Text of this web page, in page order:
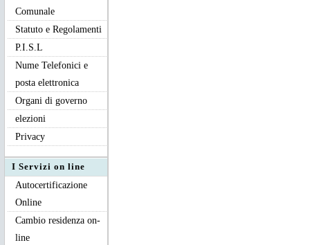
Comunale
Statuto e Regolamenti
P.I.S.L
Nume Telefonici e
posta elettronica
Organi di governo
elezioni
Privacy
I Servizi on line
Autocertificazione
Online
Cambio residenza on-
line